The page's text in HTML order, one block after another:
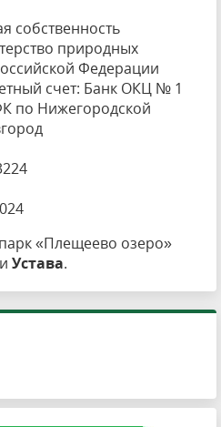
собственность
природных
Федерации
счет: Банк ОКЦ № 1
по Нижегородской
«Плещеево озеро»
Устава.